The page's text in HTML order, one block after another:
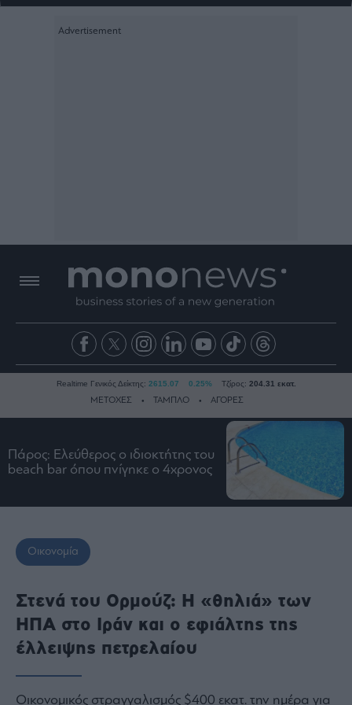
Ειδήσεις
Business
Ναυτιλία
Πολιτική
Πολιτισμός
Κοινωνία
Realtime Γενικός Δείκτης: 2615.07 0.25% Τζίρος: 204.31 εκατ.
ΜΕΤΟΧΕΣ ΤΑΜΠΛΟ ΑΓΟΡΕΣ
Πάρος: Ελεύθερος ο ιδιοκτήτης του
beach bar όπου πνίγηκε ο 4χρονος
Οικονομία
Στενά του Ορμούζ: Η «θηλιά» των
ΗΠΑ στο Ιράν και ο εφιάλτης της
έλλειψης πετρελαίου
Οικονομικός στραγγαλισμός $400 εκατ. την ημέρα για